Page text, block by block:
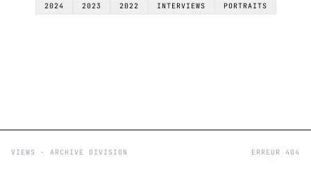
2024 2023 2022 INTERVIEWS PORTRAITS
VIEWS - ARCHIVE DIVISION ERREUR 404